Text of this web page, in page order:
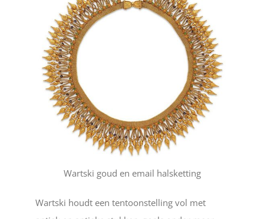
Wartski goud en email halsketting
Wartski houdt een tentoonstelling vol met